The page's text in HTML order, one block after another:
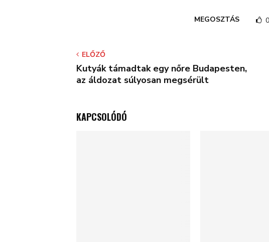
MEGOSZTÁS 0
ELŐZŐ
Kutyák támadtak egy nőre Budapesten,
az áldozat súlyosan megsérült
KAPCSOLÓDÓ